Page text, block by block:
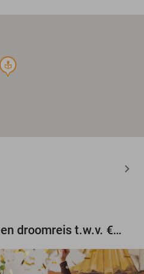
course
Maak gratis kans op een droomreis t.w.v. €3.000!